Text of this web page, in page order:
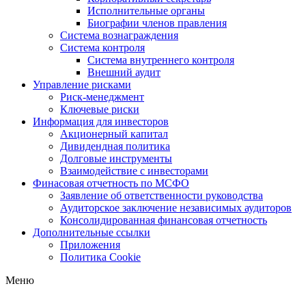
Исполнительные органы
Биографии членов правления
Система вознаграждения
Система контроля
Система внутреннего контроля
Внешний аудит
Управление рисками
Риск-менеджмент
Ключевые риски
Информация для инвесторов
Акционерный капитал
Дивидендная политика
Долговые инструменты
Взаимодействие с инвеcторами
Финасовая отчетность по МСФО
Заявление об ответственности руководства
Аудиторское заключение независимых аудиторов
Консолидированная финансовая отчетность
Дополнительные ссылки
Приложения
Политика Cookie
Меню